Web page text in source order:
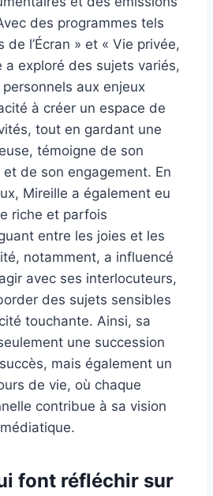
des programmes tels
de l’Écran » et « Vie privée,
a exploré des sujets variés,
aux enjeux
à créer un espace de
tout en gardant une
témoigne de son
de son engagement. En
Mireille a également eu
riche et parfois
entre les joies et les
notamment, a influencé
avec ses interlocuteurs,
des sujets sensibles
touchante. Ainsi, sa
une succession
mais également un
de vie, où chaque
contribue à sa vision
font réfléchir sur